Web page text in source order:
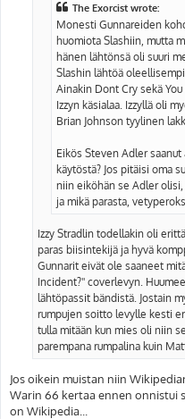
The Exorcist wrote:
Monesti Gunnareiden
huomiota Slashiin, mutta
hänen lähtönsä oli suuri
Slashin lähtöä
Ainakin Dont Cry sekä
Izzyn käsialaa. Izzyllä oli
Brian Johnson tyylinen
Eikös Steven Adler
käytöstä? Jos pitäisi oma
niin eiköhän se Adler olisi,
ja mikä parasta,
Izzy Stradlin todellakin oli
paras biisintekijä ja hyvä
Gunnarit eivät ole saaneet
Incident?'' coverlevyn.
lähtöpassit bändistä. Jostain
rumpujen soitto levylle kesti
tulla mitään kun mies oli niin
parempana rumpalina kuin
Jos oikein muistan niin
Warin 66 kertaa ennen onnistui
on Wikipedia...